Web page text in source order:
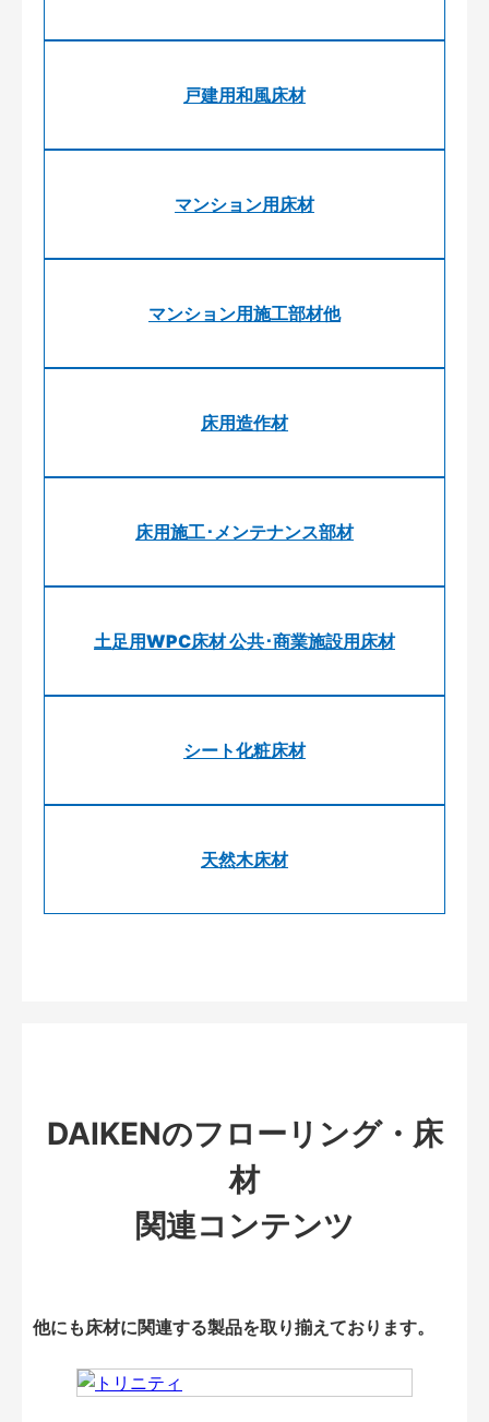
戸建用和風床材
マンション用床材
マンション用施工部材他
床用造作材
床用施工･メンテナンス部材
土足用WPC床材 公共･商業施設用床材
シート化粧床材
天然木床材
DAIKENのフローリング・床
材
関連コンテンツ
他にも床材に関連する製品を取り揃えております。